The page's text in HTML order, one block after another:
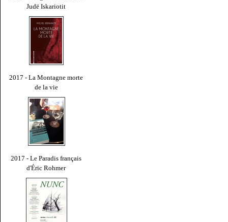
Judë Iskariotit
2017 - La Montagne morte
de la vie
2017 - Le Paradis français
d'Éric Rohmer